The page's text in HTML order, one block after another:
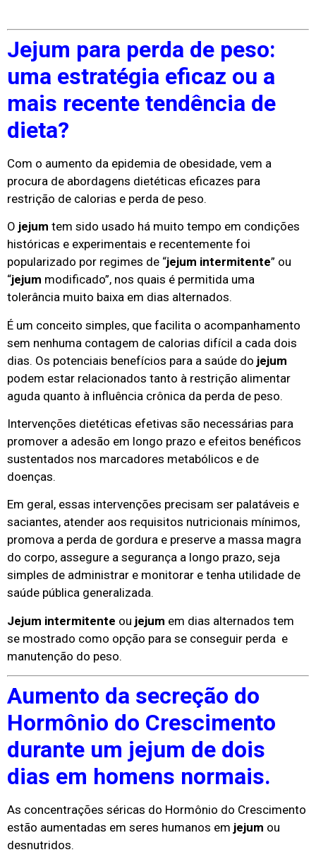
Jejum para perda de peso:
uma estratégia eficaz ou a
mais recente tendência de
dieta?
Com o aumento da epidemia de obesidade, vem a
procura de abordagens dietéticas eficazes para
restrição de calorias e perda de peso.
O jejum tem sido usado há muito tempo em condições
históricas e experimentais e recentemente foi
popularizado por regimes de “jejum intermitente” ou
“jejum modificado”, nos quais é permitida uma
tolerância muito baixa em dias alternados.
É um conceito simples, que facilita o acompanhamento
sem nenhuma contagem de calorias difícil a cada dois
dias. Os potenciais benefícios para a saúde do jejum
podem estar relacionados tanto à restrição alimentar
aguda quanto à influência crônica da perda de peso.
Intervenções dietéticas efetivas são necessárias para
promover a adesão em longo prazo e efeitos benéficos
sustentados nos marcadores metabólicos e de
doenças.
Em geral, essas intervenções precisam ser palatáveis ​​e
saciantes, atender aos requisitos nutricionais mínimos,
promova a perda de gordura e preserve a massa magra
do corpo, assegure a segurança a longo prazo, seja
simples de administrar e monitorar e tenha utilidade de
saúde pública generalizada.
Jejum intermitente ou jejum em dias alternados tem
se mostrado como opção para se conseguir perda e
manutenção do peso.
Aumento da secreção do
Hormônio do Crescimento
durante um jejum de dois
dias em homens normais.
As concentrações séricas do Hormônio do Crescimento
estão aumentadas em seres humanos em jejum ou
desnutridos.